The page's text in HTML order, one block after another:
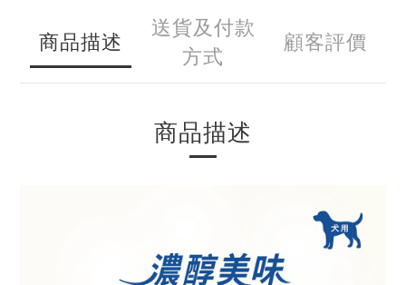
商品描述
送貨及付款
方式
顧客評價
商品描述